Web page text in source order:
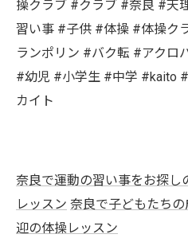
操クラブ #クラブ #奈良 #天
習い事 #子供 #体操 #体操ク
ランポリン #バク転 #アクロ
#幼児 #小学生 #中学 #kaito
カイト
奈良で運動の習い事をお探し
レッスン 奈良で子どもたち
迎の体操レッスン